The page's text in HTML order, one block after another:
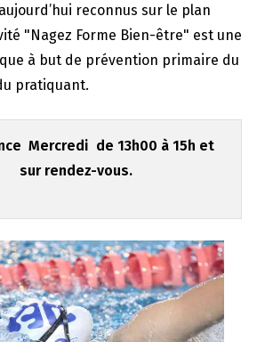
reconnus sur le plan
"Nagez Forme Bien-être" est une
à but de prévention primaire du
pratiquant.
Mercredi de 13h00 à 15h et
sur rendez-vous.